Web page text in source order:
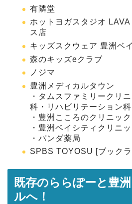
有隣堂
ホットヨガスタジオ
ス店
キッズスクウェア 豊洲ベ
森のキッズeクラブ
ノジマ
豊洲メディカルタウン
・タムスファミリークリ
科・リハビリテーション科
・豊洲こころのクリニッ
・豊洲ベイシティクリニ
・パンダ薬局
SPBS TOYOSU [ブック
既存のららぽーと豊
ルへ！